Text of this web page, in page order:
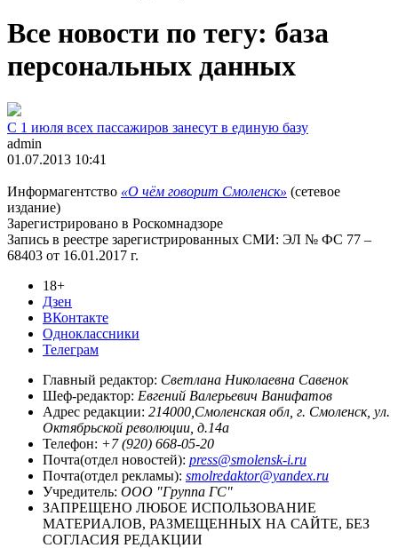
Все новости по тегу: база
персональных данных
С 1 июля всех пассажиров занесут в единую базу
admin
01.07.2013 10:41
Информагентство «О чём говорит Смоленск» (сетевое
издание)
Зарегистрировано в Роскомнадзоре
Запись в реестре зарегистрированных СМИ: ЭЛ № ФС 77 –
68403 от 16.01.2017 г.
18+
Дзен
ВКонтакте
Одноклассники
Телеграм
Главный редактор: Светлана Николаевна Савенок
Шеф-редактор: Евгений Валерьевич Ванифатов
Адрес редакции: 214000,Смоленская обл, г. Смоленск, ул.
Октябрьской революции, д.14а
Телефон: +7 (920) 668-05-20
Почта(отдел новостей): press@smolensk-i.ru
Почта(отдел рекламы): smolredaktor@yandex.ru
Учредитель: ООО "Группа ГС"
ЗАПРЕЩЕНО ЛЮБОЕ ИСПОЛЬЗОВАНИЕ
МАТЕРИАЛОВ, РАЗМЕЩЕННЫХ НА САЙТЕ, БЕЗ
СОГЛАСИЯ РЕДАКЦИИ